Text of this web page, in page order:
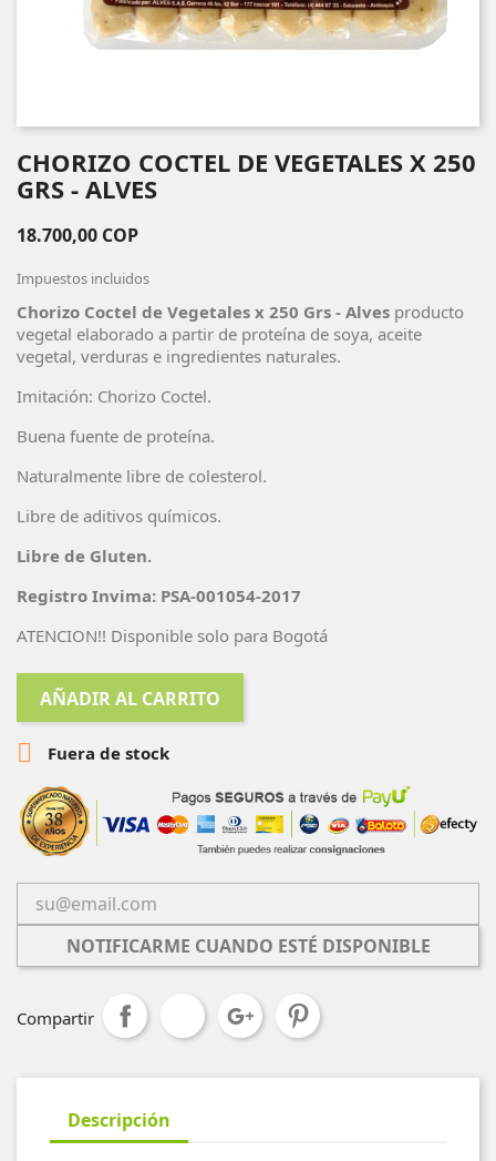
CHORIZO COCTEL DE VEGETALES X 250
GRS - ALVES
18.700,00 COP
Impuestos incluidos
Chorizo Coctel de Vegetales x 250 Grs - Alves producto
vegetal elaborado a partir de proteína de soya, aceite
vegetal, verduras e ingredientes naturales.
Imitación: Chorizo Coctel.
Buena fuente de proteína.
Naturalmente libre de colesterol.
Libre de aditivos químicos.
Libre de Gluten.
Registro Invima: PSA-001054-2017
ATENCION!! Disponible solo para Bogotá
AÑADIR AL CARRITO
 Fuera de stock
NOTIFICARME CUANDO ESTÉ DISPONIBLE
Compartir
Descripción